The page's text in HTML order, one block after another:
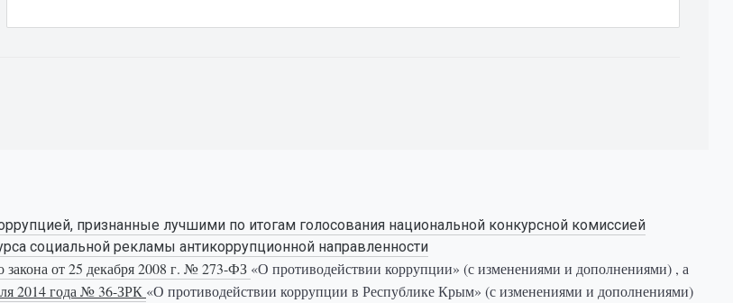
признанные лучшими по итогам голосования национальной конкурсной комиссией
социальной рекламы антикоррупционной направленности
закона от 25 декабря 2008 г. № 273-ФЗ «О противодействии коррупции» (с изменениями и дополнениями) , а
2014 года № 36-ЗРК «О противодействии коррупции в Республике Крым» (с изменениями и дополнениями)